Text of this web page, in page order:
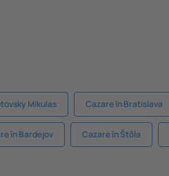
Mikulas Cazare în Bratislava
în Bardejov Cazare în Štôla